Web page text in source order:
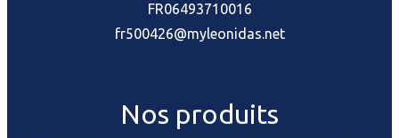
FR06493710016
fr500426@myleonidas.net
Nos produits